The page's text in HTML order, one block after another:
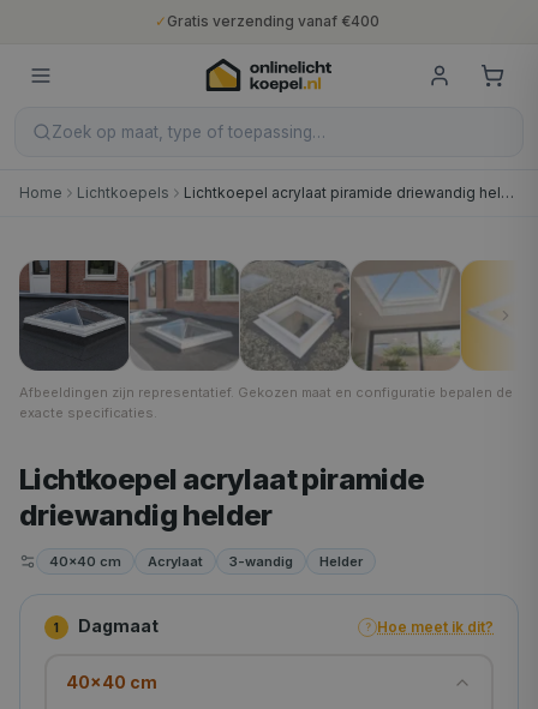
✓ Gratis verzending vanaf €400
10 jaar fabrieksgarantie
Nederlandse productie
Zoek op maat, type of toepassing…
Home Lichtkoepels Lichtkoepel acrylaat piramide driewandig helder
1
Afbeeldingen zijn representatief. Gekozen maat en configuratie bepalen de
exacte specificaties.
Lichtkoepel acrylaat piramide
driewandig helder
40×40 cm Acrylaat 3-wandig Helder
1 Dagmaat ? Hoe meet ik dit?
40×40 cm